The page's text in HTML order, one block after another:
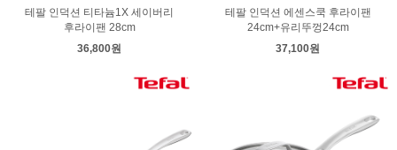
테팔 인덕션 티타늄1X 세이버리
후라이팬 28cm
36,800원
테팔 인덕션 에센스쿡 후라이팬
24cm+유리뚜껑24cm
37,100원